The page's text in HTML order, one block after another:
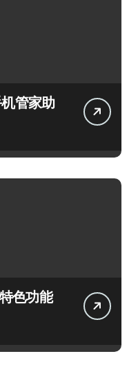
管家助
色功能